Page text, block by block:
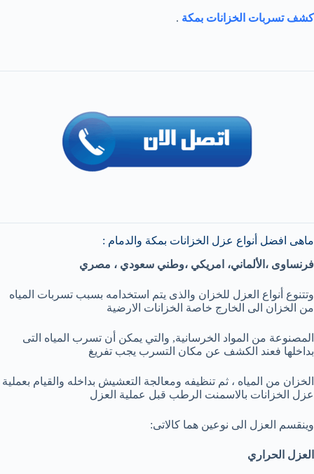
كشف تسربات الخزانات بمكة .
ماهى افضل أنواع عزل الخزانات بمكة والدمام :
فرنساوى ،الألماني، امريكي ،وطني سعودي ، مصري
وتتنوع أنواع العزل للخزان والذى يتم استخدامه بسبب تسربات المياه
من الخزان الى الخارج خاصة الخزانات الارضية
المصنوعة من المواد الخرسانية, والتي يمكن أن تسرب المياه التى
بداخلها فعند الكشف عن مكان التسرب يجب تفريغ
الخزان من المياه ، ثم تنظيفه ومعالجة التعشيش بداخله والقيام بعملية
عزل الخزانات بالاسمنت الرطب قبل عملية العزل
وينقسم العزل الى نوعين هما كالاتى:
العزل الحراري